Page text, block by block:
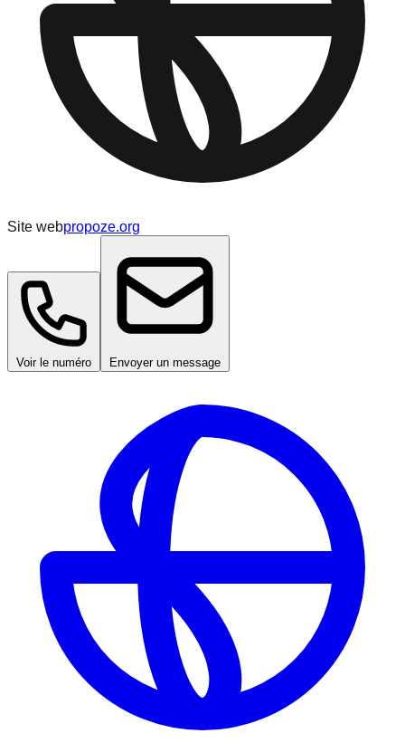
Site webpropoze.org
Voir le numéro Envoyer un message